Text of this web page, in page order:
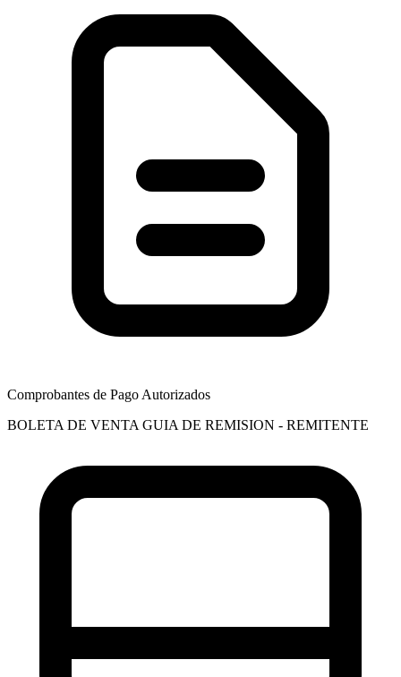
Comprobantes de Pago Autorizados
BOLETA DE VENTA GUIA DE REMISION - REMITENTE